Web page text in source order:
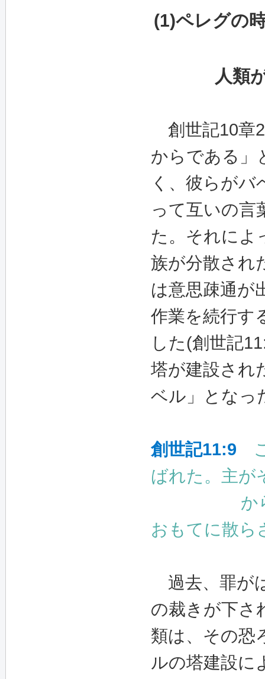
(1)ペレグの
人類
創世記10章
からである」
く、彼らがバ
って互いの言
た。それによ
族が分散され
は意思疎通が
作業を続行す
した(創世記
塔が建設され
ベル」となっ
創世記11:9
ばれた。主が
からであ
おもてに散ら
過去、罪が
の裁きが下さ
類は、その恐
ルの塔建設に